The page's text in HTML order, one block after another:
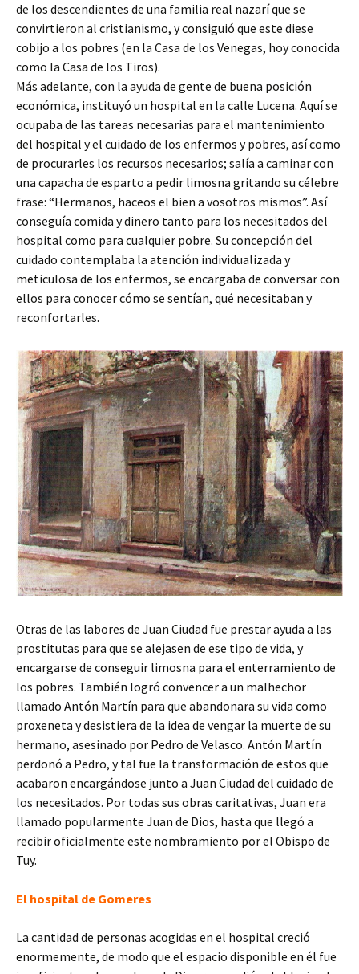
de los descendientes de una familia real nazarí que se
convirtieron al cristianismo, y consiguió que este diese
cobijo a los pobres (en la Casa de los Venegas, hoy conocida
como la Casa de los Tiros).
Más adelante, con la ayuda de gente de buena posición
económica, instituyó un hospital en la calle Lucena. Aquí se
ocupaba de las tareas necesarias para el mantenimiento
del hospital y el cuidado de los enfermos y pobres, así como
de procurarles los recursos necesarios; salía a caminar con
una capacha de esparto a pedir limosna gritando su célebre
frase: “Hermanos, haceos el bien a vosotros mismos”. Así
conseguía comida y dinero tanto para los necesitados del
hospital como para cualquier pobre. Su concepción del
cuidado contemplaba la atención individualizada y
meticulosa de los enfermos, se encargaba de conversar con
ellos para conocer cómo se sentían, qué necesitaban y
reconfortarles.
Otras de las labores de Juan Ciudad fue prestar ayuda a las
prostitutas para que se alejasen de ese tipo de vida, y
encargarse de conseguir limosna para el enterramiento de
los pobres. También logró convencer a un malhechor
llamado Antón Martín para que abandonara su vida como
proxeneta y desistiera de la idea de vengar la muerte de su
hermano, asesinado por Pedro de Velasco. Antón Martín
perdonó a Pedro, y tal fue la transformación de estos que
acabaron encargándose junto a Juan Ciudad del cuidado de
los necesitados. Por todas sus obras caritativas, Juan era
llamado popularmente Juan de Dios, hasta que llegó a
recibir oficialmente este nombramiento por el Obispo de
Tuy.
El hospital de Gomeres
La cantidad de personas acogidas en el hospital creció
enormemente, de modo que el espacio disponible en él fue